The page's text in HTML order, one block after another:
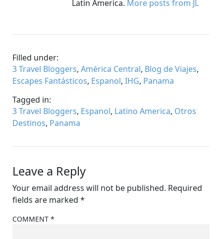
Latin America. More posts from JL
Filled under:
3 Travel Bloggers, América Central, Blog de Viajes,
Escapes Fantásticos, Espanol, IHG, Panama
Tagged in:
3 Travel Bloggers, Espanol, Latino America, Otros
Destinos, Panama
Leave a Reply
Your email address will not be published. Required
fields are marked *
COMMENT *